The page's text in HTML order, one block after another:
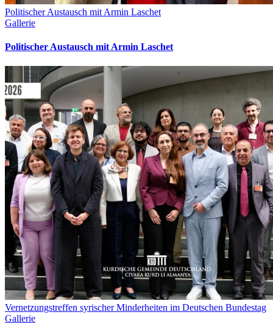
Politischer Austausch mit Armin Laschet
Gallerie
Politischer Austausch mit Armin Laschet
Vernetzungstreffen syrischer Minderheiten im Deutschen Bundestag
Gallerie